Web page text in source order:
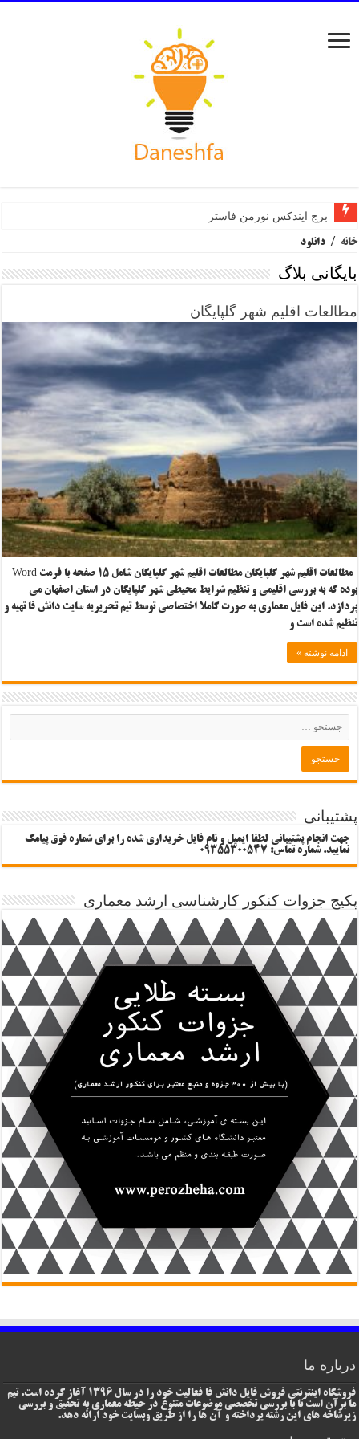
برج ایندکس نورمن فاستر
خانه / دانلود
بایگانی بلاگ
مطالعات اقلیم شهر گلپایگان
مطالعات اقلیم شهر گلپایگان مطالعات اقلیم شهر گلپایگان شامل ۱۵ صفحه با فرمت Word
بوده که به بررسی اقلیمی و تنظیم شرایط محیطی شهر گلپایگان در استان اصفهان می
پردازد. این فایل معماری به صورت کاملا اختصاصی توسط تیم تحریریه سایت دانش فا تهیه و
تنظیم شده است و …
ادامه نوشته »
پشتیبانی
جهت انجام پشتیبانی لطفا ایمیل و نام فایل خریداری شده را برای شماره فوق پیامک
نمایید. شماره تماس: 09355300547
پکیج جزوات کنکور کارشناسی ارشد معماری
درباره ما
فروشگاه اینترنتی فروش فایل دانش فا فعالیت خود را در سال 1396 آغاز کرده است. تیم
ما برآن است تا با بررسی تخصصی موضوعات متنوع در حیطه معماری به تحقیق و بررسی
زیرشاخه های این رشته پرداخته و آن ها را از طریق وبسایت خود ارائه دهد.